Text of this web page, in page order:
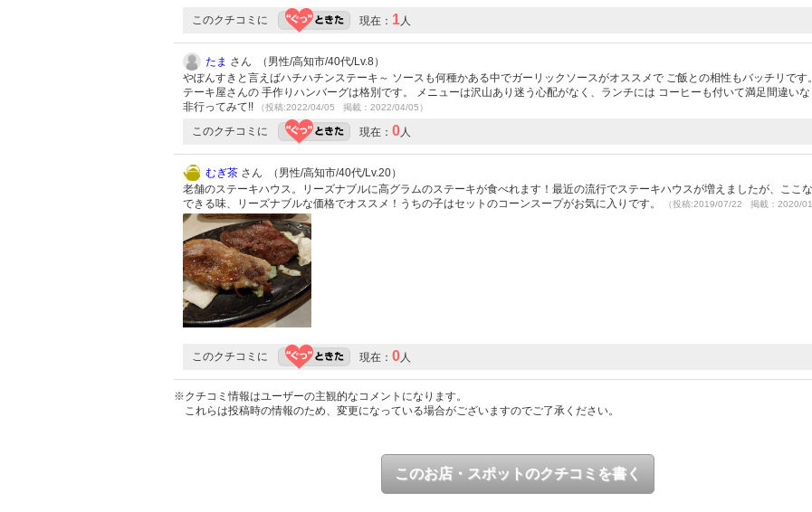
このクチコミに 現在： 1人
たま さん （男性/高知市/40代/Lv.8）
やぽんすきと言えばハチハチンステーキ～ ソースも何種かある中でガーリックソースがオススメで ご飯との相性もバッチリです
テーキ屋さんの 手作りハンバーグは格別です。 メニューは沢山あり迷う心配がなく、ランチには コーヒーも付いて満足間違いな
非行ってみて!!
（投稿:2022/04/05 掲載：2022/04/05）
このクチコミに 現在： 0人
むぎ茶 さん （男性/高知市/40代/Lv.20）
老舗のステーキハウス。リーズナブルに高グラムのステーキが食べれます！最近の流行でステーキハウスが増えましたが、ここ
できる味、リーズナブルな価格でオススメ！うちの子はセットのコーンスープがお気に入りです。
（投稿:2019/07/22 掲載：2020/
このクチコミに 現在： 0人
※クチコミ情報はユーザーの主観的なコメントになります。
これらは投稿時の情報のため、変更になっている場合がございますのでご了承ください。
このお店・スポットのクチコミを書く